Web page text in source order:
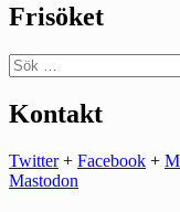
Frisöket
Sök
efter:
Kontakt
Twitter+ Facebook +
Mastodon